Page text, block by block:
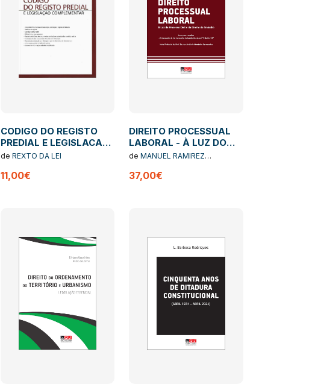
CODIGO DO REGISTO
PREDIAL E LEGISLACAO
COMPLEMENTAR 9
de REXTO DA LEI
11,00€
DIREITO PROCESSUAL
LABORAL - À LUZ DO
PROCESSO CIVIL E DO
deMANUEL RAMIREZ
37,00€